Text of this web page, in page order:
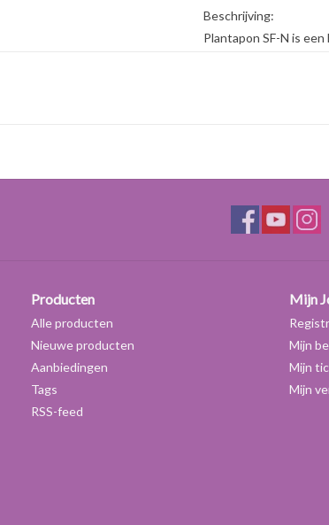
Beschrijving:
Plantapon SF-N is
en
alternatief.
Producten
Alle producten
Nieuwe producten
Aanbiedingen
Tags
RSS-feed
Mijn
Mijn
Mijn
Mijn